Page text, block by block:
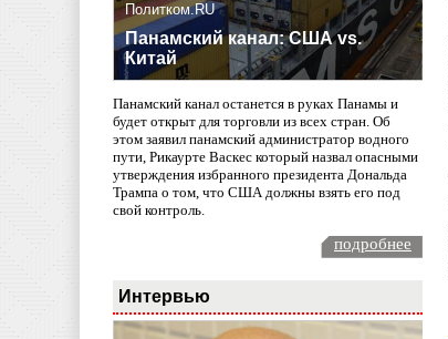
Политком.RU
Панамский канал: США vs.
Китай
Панамский канал останется в руках Панамы и
будет открыт для торговли из всех стран. Об
этом заявил панамский администратор водного
пути, Рикаурте Васкес который назвал опасными
утверждения избранного президента Дональда
Трампа о том, что США должны взять его под
свой контроль.
подробнее
Интервью